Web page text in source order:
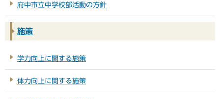
府中市立中学校部活動の方針
施策
学力向上に関する施策
体力向上に関する施策